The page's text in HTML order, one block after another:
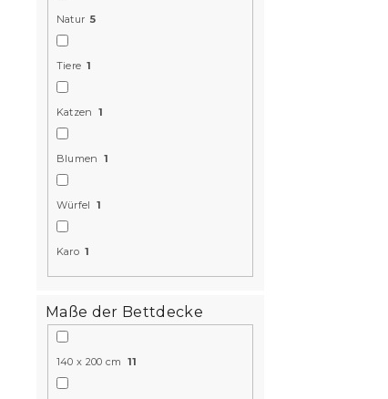
Natur 5
Tiere 1
Katzen 1
Blumen 1
Würfel 1
Karo 1
Maße der Bettdecke
140 x 200 cm 11